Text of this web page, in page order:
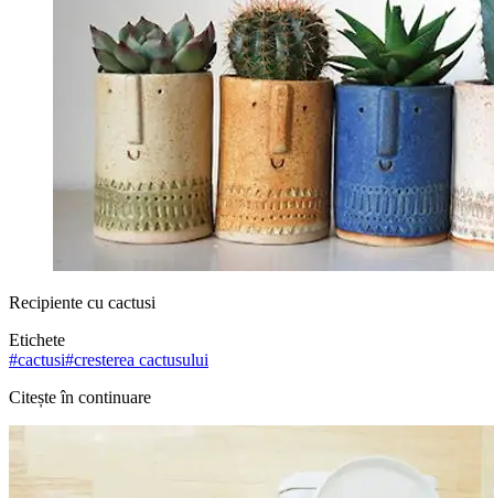
Recipiente cu cactusi
Etichete
#cactusi#cresterea cactusului
Citește în continuare